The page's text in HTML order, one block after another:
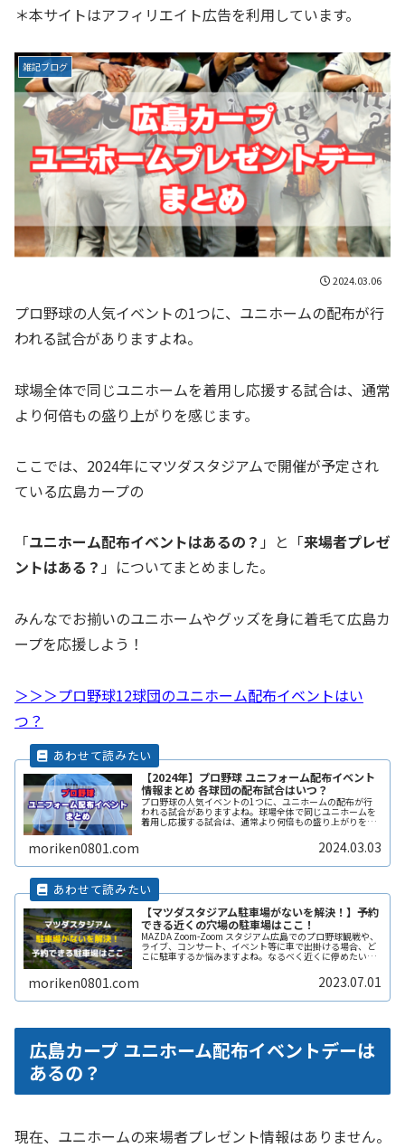
＊本サイトはアフィリエイト広告を利用しています。
雑記ブログ
2024.03.06
プロ野球の人気イベントの1つに、ユニホームの配布が行
われる試合がありますよね。
球場全体で同じユニホームを着用し応援する試合は、通常
より何倍もの盛り上がりを感じます。
ここでは、2024年にマツダスタジアムで開催が予定され
ている広島カープの
「ユニホーム配布イベントはあるの？ 」と「来場者プレゼ
ントはある？ 」についてまとめました。
みんなでお揃いのユニホームやグッズを身に着毛て広島カ
ープを応援しよう！
＞＞＞プロ野球12球団のユニホーム配布イベントはい
つ？
【2024年】プロ野球 ユニフォーム配布イベント
情報まとめ 各球団の配布試合はいつ？
プロ野球の人気イベントの1つに、ユニホームの配布が行
われる試合がありますよね。球場全体で同じユニホームを
着用し応援する試合は、通常より何倍もの盛り上がりを感
moriken0801.com 2024.03.03
【マツダスタジアム駐車場がないを解決！】予約
できる近くの穴場の駐車場はここ！
MAZDA Zoom-Zoom スタジアム広島でのプロ野球観戦や、
ライブ、コンサート、イベント等に車で出掛ける場合、ど
こに駐車するか悩みますよね。なるべく近くに停めたい時
間料金を気にせずイベントを楽しみたい駐車場を探すのに
moriken0801.com 2023.07.01
広島カープ ユニホーム配布イベントデーは
あるの？
現在、ユニホームの来場者プレゼント情報はありません。